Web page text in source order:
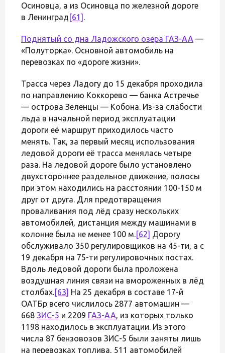
Осиновца, а из Осиновца по железной дороге
в Ленинград [61] .
Поднятый со дна Ладожского озера ГАЗ-АА —
«Полуторка». Основной автомобиль на
перевозках по «дороге жизни».
Трасса через Ладогу до 15 декабря проходила
по направлению Коккорево — банка Астречье
— острова Зеленцы — Кобона. Из-за слабости
льда в начальной период эксплуатации
дороги её маршрут приходилось часто
менять. Так, за первый месяц использования
ледовой дороги её трасса менялась четыре
раза. На ледовой дороге было установлено
двухстороннее раздельное движение, полосы
при этом находились на расстоянии 100-150 м
друг от друга. Для предотвращения
проваливания под лёд сразу нескольких
автомобилей, дистанция между машинами в
колонне была не менее 100 м.[62] Дорогу
обслуживало 350 регулировщиков на 45-ти, а с
19 декабря на 75-ти регулировочных постах.
Вдоль ледовой дороги была проложена
воздушная линия связи на вмороженных в лёд
столбах.[63] На 25 декабря в составе 17-й
ОАТБр всего числилось 2877 автомашин —
668 ЗИС-5 и 2209 ГАЗ-АА, из которых только
1198 находилось в эксплуатации. Из этого
числа 87 бензовозов ЗИС-5 были заняты лишь
на перевозках топлива, 511 автомобилей